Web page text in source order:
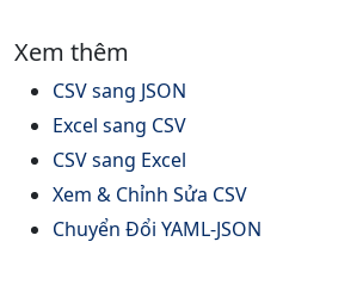
Xem thêm
CSV sang JSON
Excel sang CSV
CSV sang Excel
Xem & Chỉnh Sửa CSV
Chuyển Đổi YAML-JSON